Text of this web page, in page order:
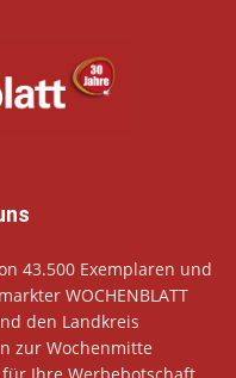
43.500 Exemplaren und
WOCHENBLATT
den Landkreis
zur Wochenmitte
Ihre Werbebotschaft.